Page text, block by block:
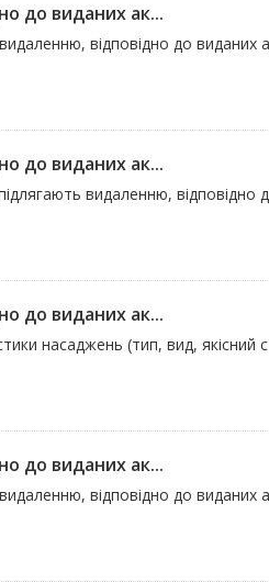
до виданих ак...
відповідно до виданих
до виданих ак...
видаленню, відповідно
до виданих ак...
насаджень (тип, вид, якісний
до виданих ак...
відповідно до виданих